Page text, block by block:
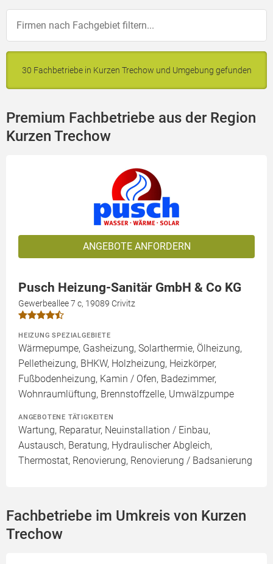
30 Fachbetriebe in Kurzen Trechow und Umgebung gefunden
Premium Fachbetriebe aus der Region
Kurzen Trechow
ANGEBOTE ANFORDERN
Pusch Heizung-Sanitär GmbH & Co KG
Gewerbeallee 7 c, 19089 Crivitz
HEIZUNG SPEZIALGEBIETE
Wärmepumpe, Gasheizung, Solarthermie, Ölheizung,
Pelletheizung, BHKW, Holzheizung, Heizkörper,
Fußbodenheizung, Kamin / Ofen, Badezimmer,
Wohnraumlüftung, Brennstoffzelle, Umwälzpumpe
ANGEBOTENE TÄTIGKEITEN
Wartung, Reparatur, Neuinstallation / Einbau,
Austausch, Beratung, Hydraulischer Abgleich,
Thermostat, Renovierung, Renovierung / Badsanierung
Fachbetriebe im Umkreis von Kurzen
Trechow